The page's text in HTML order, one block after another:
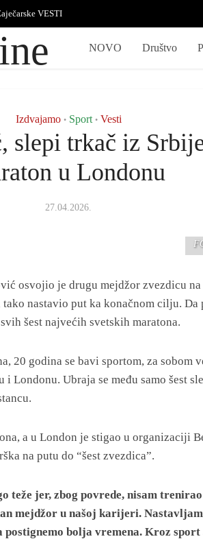
VESTI
NOVO Društvo
Izdvajamo • Sport • Vesti
slepi trkač iz
u Londonu
27.04.2026.
osvojio je drugu mejdžor zvezdicu na
nastavio put ka konačnom cilju. Da
šest najvećih svetskih maratona.
20 godina se bavi sportom, za sobom
Londonu. Ubraja se među samo šest
a u London je stigao u organizaciji
na putu do “šest zvezdica”.
teže jer, zbog povrede, nisam
mejdžor u našoj karijeri.
postignemo bolja vremena. Kroz sport